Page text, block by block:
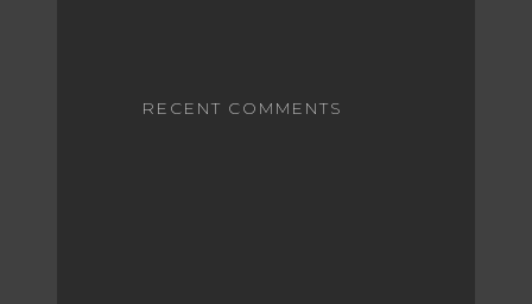
RECENT COMMENTS